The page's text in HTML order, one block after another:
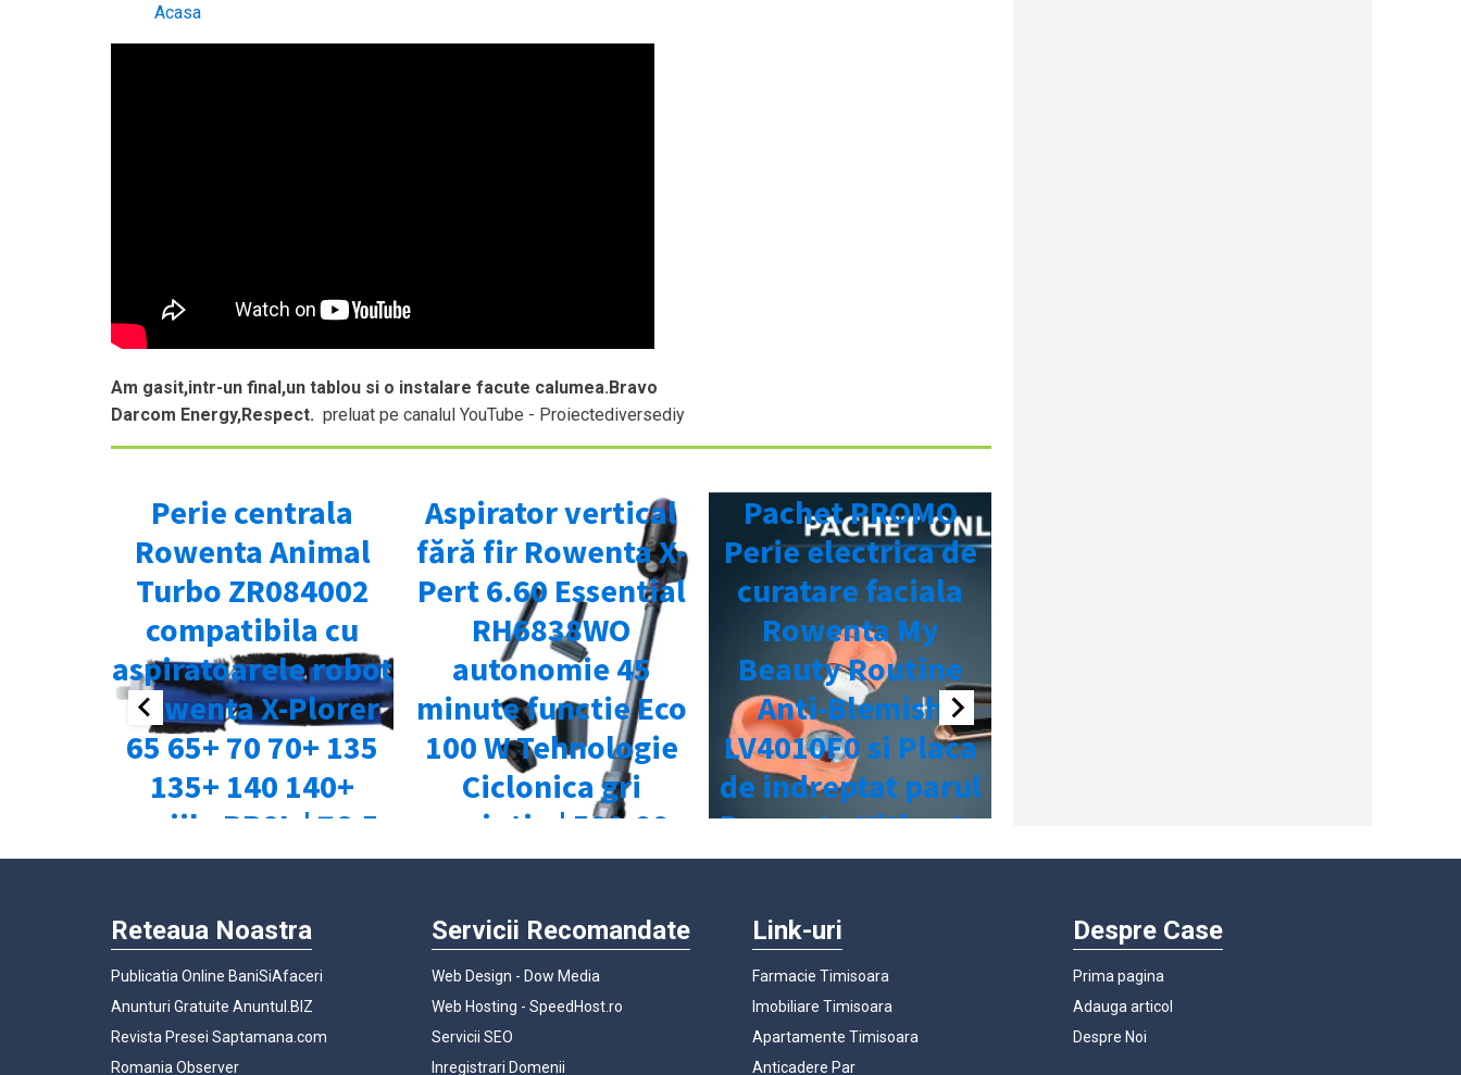
Acasa
Am gasit,intr-un final,un tablou si o instalare facute calumea.Bravo
Darcom Energy,Respect. preluat pe canalul YouTube - Proiectediversediy
Reteaua Noastra
Publicatia Online BaniSiAfaceri
Anunturi Gratuite Anuntul.BIZ
Revista Presei Saptamana.com
Romania Observer
Servicii Recomandate
Web Design - Dow Media
Web Hosting - SpeedHost.ro
Servicii SEO
Inregistrari Domenii
Link-uri
Farmacie Timisoara
Imobiliare Timisoara
Apartamente Timisoara
Anticadere Par
Despre Case
Prima pagina
Adauga articol
Despre Noi